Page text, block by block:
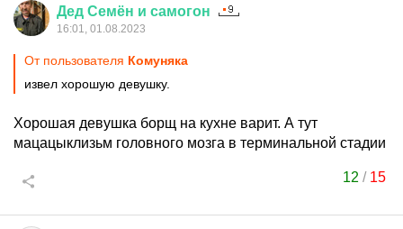
Дед Семён и самогон
16:01, 01.08.2023
От пользователя Комуняка
извел хорошую девушку.
Хорошая девушка борщ на кухне варит. А тут
мацацыклизьм головного мозга в терминальной стадии
12 / 15